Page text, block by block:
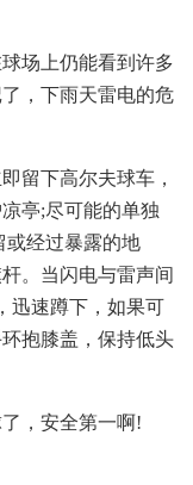
场上仍能看到许多
，下雨天雷电的危
留下高尔夫球车，
亭;尽可能的单独
或经过暴露的地
。当闪电与雷声间
迅速蹲下，如果可
抱膝盖，保持低头
，安全第一啊!